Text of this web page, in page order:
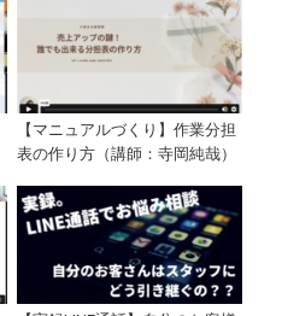
【マニュアルづくり】作業分担
表の作り方（講師：寺岡純哉）